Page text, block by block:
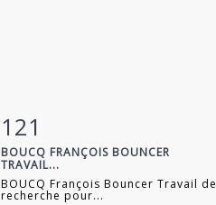
Fiche détaillée
121
BOUCQ FRANÇOIS BOUNCER
TRAVAIL...
BOUCQ François Bouncer Travail de
recherche pour...